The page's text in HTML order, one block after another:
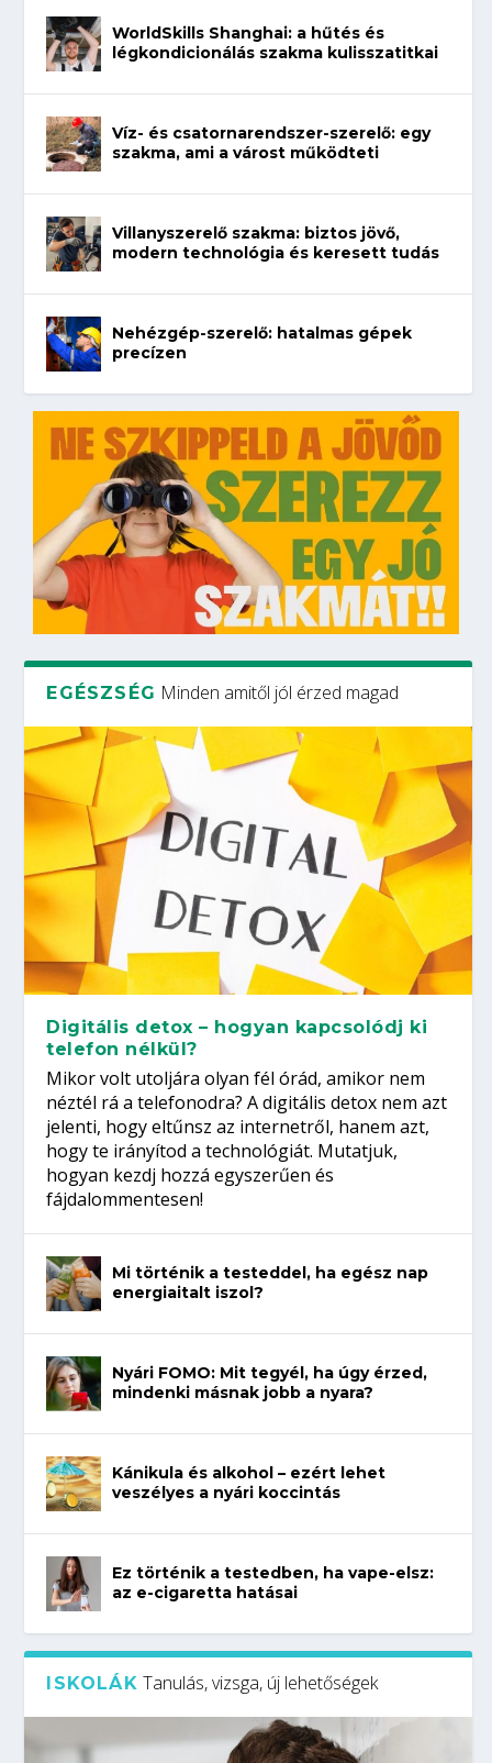
WorldSkills Shanghai: a hűtés és
légkondicionálás szakma kulisszatitkai
Víz- és csatornarendszer-szerelő: egy
szakma, ami a várost működteti
Villanyszerelő szakma: biztos jövő,
modern technológia és keresett tudás
Nehézgép-szerelő: hatalmas gépek
precízen
EGÉSZSÉG Minden amitől jól érzed magad
Digitális detox – hogyan kapcsolódj ki
telefon nélkül?
Mikor volt utoljára olyan fél órád, amikor nem
néztél rá a telefonodra? A digitális detox nem azt
jelenti, hogy eltűnsz az internetről, hanem azt,
hogy te irányítod a technológiát. Mutatjuk,
hogyan kezdj hozzá egyszerűen és
fájdalommentesen!
Mi történik a testeddel, ha egész nap
energiaitalt iszol?
Nyári FOMO: Mit tegyél, ha úgy érzed,
mindenki másnak jobb a nyara?
Kánikula és alkohol – ezért lehet
veszélyes a nyári koccintás
Ez történik a testedben, ha vape-elsz:
az e-cigaretta hatásai
ISKOLÁK Tanulás, vizsga, új lehetőségek